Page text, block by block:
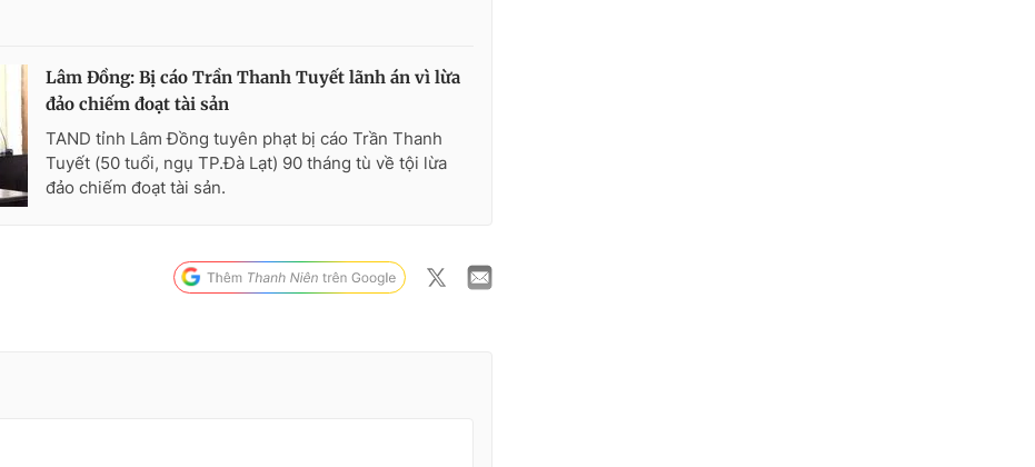
Lâm Đồng: Bị cáo Trần Thanh Tuyết lãnh án vì lừa
đảo chiếm đoạt tài sản
TAND tỉnh Lâm Đồng tuyên phạt bị cáo Trần Thanh
Tuyết (50 tuổi, ngụ TP.Đà Lạt) 90 tháng tù về tội lừa
đảo chiếm đoạt tài sản.